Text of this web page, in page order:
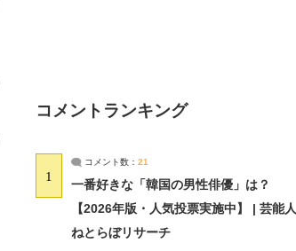
コメントランキング
1
コメント数： 21
一番好きな「韓国の男性俳優」は？
【2026年版・人気投票実施中】 | 芸能人
ねとらぼリサーチ